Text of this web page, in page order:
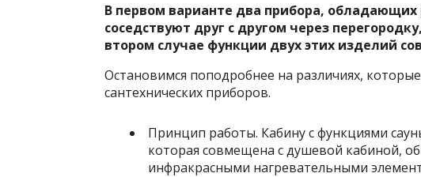
В первом варианте два прибора,
соседствуют друг с другом через
втором случае функции двух этих изделий
Остановимся поподробнее на различиях,
сантехнических приборов.
Принцип работы. Кабину с функциями
которая совмещена с душевой кабиной,
инфракрасными нагревательными